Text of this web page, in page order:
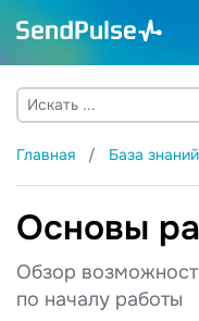
Главная База знаний
Основы
Обзор
по началу работы